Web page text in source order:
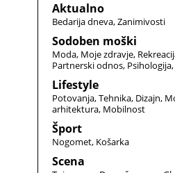
Aktualno
Bedarija dneva Zanimivosti
Sodoben moški
Moda Moje zdravje
Partnerski odnos Psihologija
Lifestyle
Potovanja Tehnika Dizajn
arhitektura Mobilnost
Šport
Nogomet Košarka
Scena